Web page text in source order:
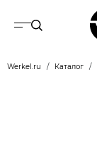
Werkel.ru Каталог